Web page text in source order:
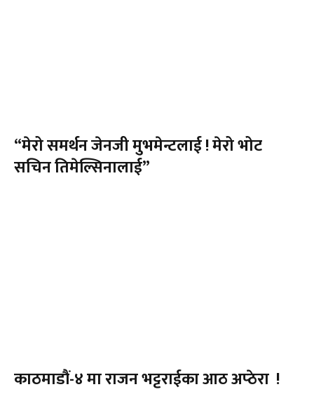
“मेरो समर्थन जेनजी मुभमेन्टलाई ! मेरो भोट
सचिन तिमेल्सिनालाई”
काठमाडौं-४ मा राजन भट्टराईका आठ अप्ठेरा !